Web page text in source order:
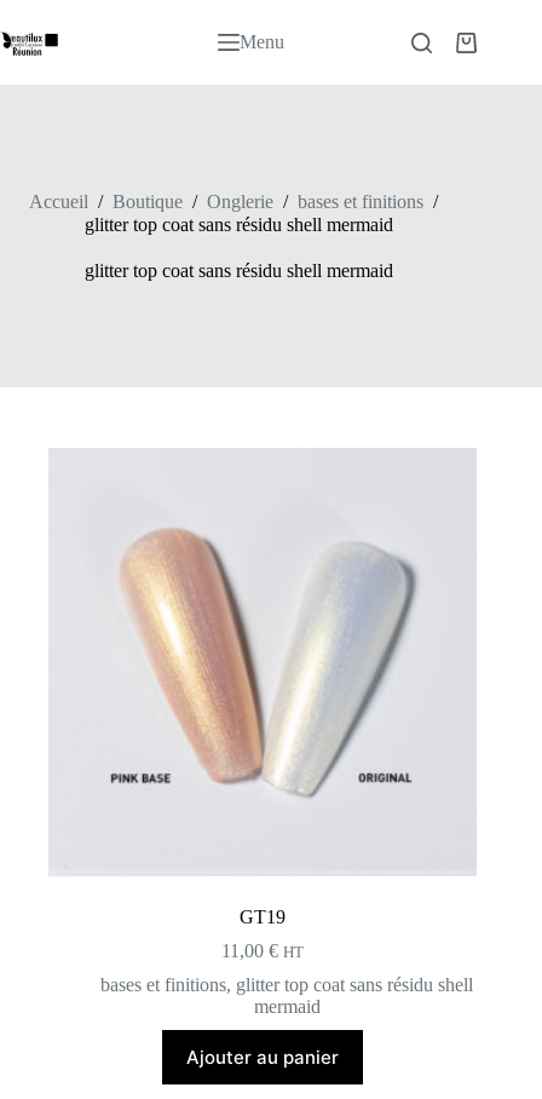
au
contenu
Menu
Panier
Accueil / Boutique / Onglerie / bases et finitions /
glitter top coat sans résidu shell mermaid
glitter top coat sans résidu shell mermaid
GT19
11,00€ HT
bases et finitions, glitter top coat sans résidu shell
mermaid
Ajouter au panier